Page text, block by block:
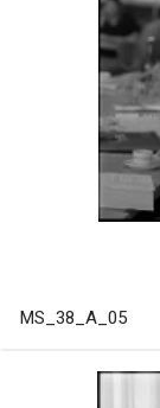
MS_38_A_05